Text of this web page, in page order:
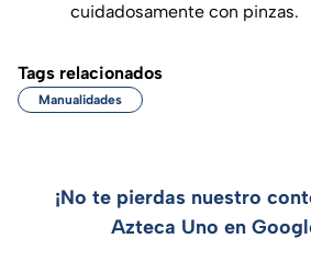
cuidadosamente con pinzas.
Tags relacionados
Manualidades
¡No te pierdas nuestro
Azteca Uno en